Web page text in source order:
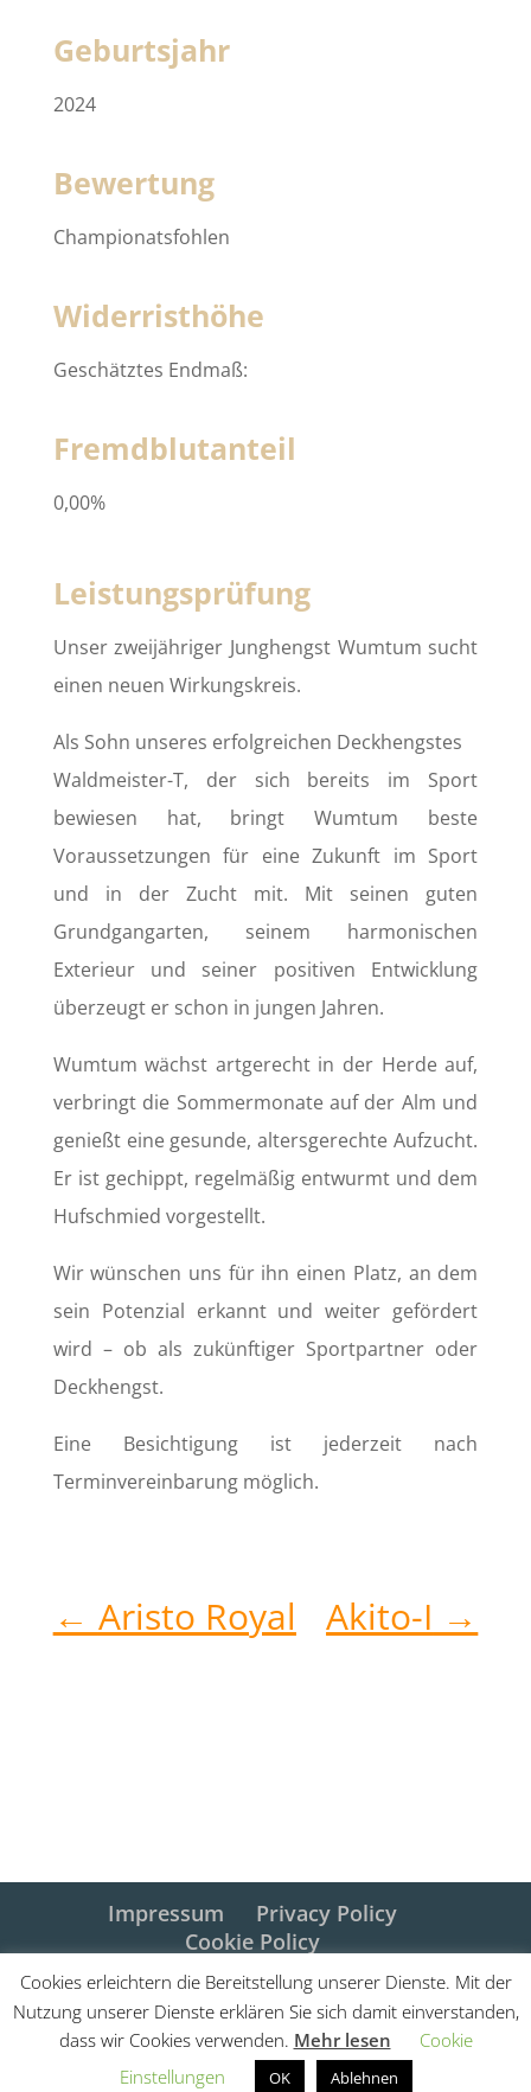
Geburtsjahr
2024
Bewertung
Championatsfohlen
Widerristhöhe
Geschätztes Endmaß:
Fremdblutanteil
0,00%
Leistungsprüfung
Unser zweijähriger Junghengst Wumtum sucht
einen neuen Wirkungskreis.
Als Sohn unseres erfolgreichen Deckhengstes
Waldmeister-T, der sich bereits im Sport
bewiesen hat, bringt Wumtum beste
Voraussetzungen für eine Zukunft im Sport
und in der Zucht mit. Mit seinen guten
Grundgangarten, seinem harmonischen
Exterieur und seiner positiven Entwicklung
überzeugt er schon in jungen Jahren.
Wumtum wächst artgerecht in der Herde auf,
verbringt die Sommermonate auf der Alm und
genießt eine gesunde, altersgerechte Aufzucht.
Er ist gechippt, regelmäßig entwurmt und dem
Hufschmied vorgestellt.
Wir wünschen uns für ihn einen Platz, an dem
sein Potenzial erkannt und weiter gefördert
wird – ob als zukünftiger Sportpartner oder
Deckhengst.
Eine Besichtigung ist jederzeit nach
Terminvereinbarung möglich.
← Aristo Royal Akito-I →
Impressum
Privacy Policy
Cookie Policy
@ Haflinger Royal der Katja Müller -
MwSt.Nr. IT03015900214
Cookies erleichtern die Bereitstellung unserer Dienste. Mit der
Nutzung unserer Dienste erklären Sie sich damit einverstanden,
dass wir Cookies verwenden. Mehr lesen
Cookie
Einstellungen
OK Ablehnen